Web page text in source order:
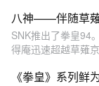
八神——伴随草
SNK推出了拳皇94
得庵迅速超越草薙
《拳皇》系列鲜